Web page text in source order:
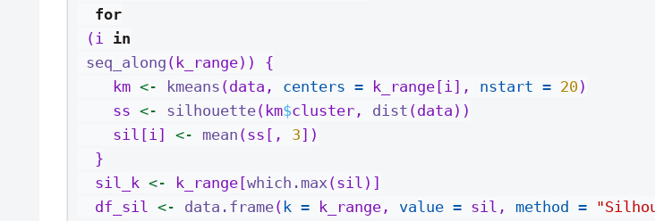
for
(i in
seq_along (k_range)) {
    km
<- kmeans (data, centers = k_range[i], nstart = 20)
    ss
<- silhouette(km$cluster, dist (data))
    sil[i]
<- mean (ss[, 3])
  }
  sil_k
<- k_range[which.max (sil)]
  df_sil
<- data.frame( k = k_range, value = sil, method =